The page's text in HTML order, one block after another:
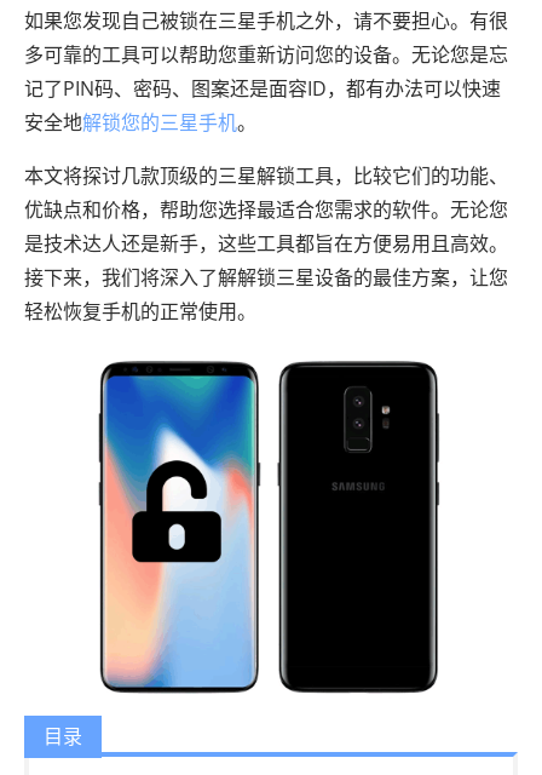
如果您发现自己被锁在三星手机之外，请不要担心。有很
多可靠的工具可以帮助您重新访问您的设备。无论您是忘
记了PIN码、密码、图案还是面容ID，都有办法可以快速
安全地解锁您的三星手机。
本文将探讨几款顶级的三星解锁工具，比较它们的功能、
优缺点和价格，帮助您选择最适合您需求的软件。无论您
是技术达人还是新手，这些工具都旨在方便易用且高效。
接下来，我们将深入了解解锁三星设备的最佳方案，让您
轻松恢复手机的正常使用。
目录